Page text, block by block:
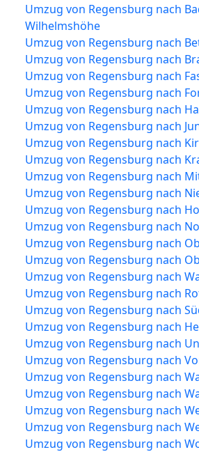
Umzug von Regensburg nach
Wilhelmshöhe
Umzug von Regensburg nach
Umzug von Regensburg nach
Umzug von Regensburg nach
Umzug von Regensburg nach
Umzug von Regensburg nach
Umzug von Regensburg nach
Umzug von Regensburg nach
Umzug von Regensburg nach
Umzug von Regensburg nach
Umzug von Regensburg nach
Umzug von Regensburg nach
Umzug von Regensburg nach
Umzug von Regensburg nach
Umzug von Regensburg nach
Umzug von Regensburg nach
Umzug von Regensburg nach
Umzug von Regensburg nach
Umzug von Regensburg nach
Umzug von Regensburg nach
Umzug von Regensburg nach
Umzug von Regensburg nach
Umzug von Regensburg nach
Umzug von Regensburg nach
Umzug von Regensburg nach
Umzug von Regensburg nach